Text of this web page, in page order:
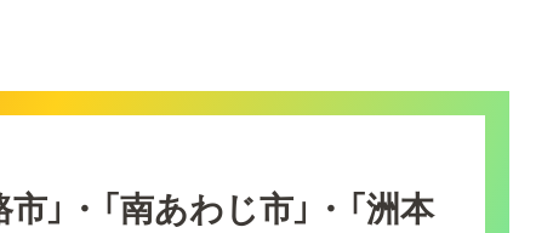
」・「南あわじ市」・「洲本